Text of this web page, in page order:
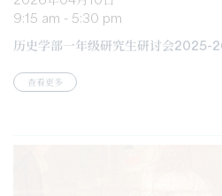
历史学部一年级研究生研讨会2025-26
查看更多